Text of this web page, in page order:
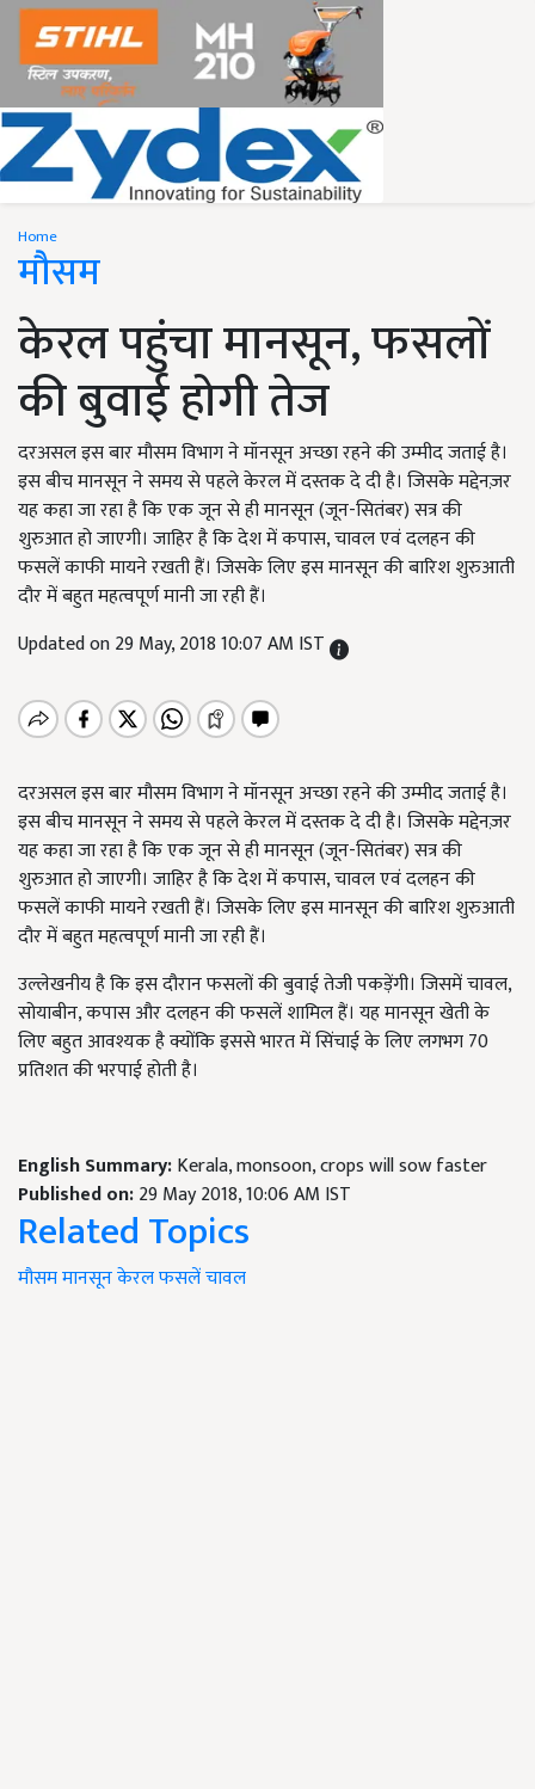
Home
मौसम
केरल पहुंचा मानसून, फसलों
की बुवाई होगी तेज
दरअसल इस बार मौसम विभाग ने मॉनसून अच्छा रहने की उम्मीद जताई है।
इस बीच मानसून ने समय से पहले केरल में दस्तक दे दी है। जिसके मद्देनज़र
यह कहा जा रहा है कि एक जून से ही मानसून (जून-सितंबर) सत्र की
शुरुआत हो जाएगी। जाहिर है कि देश में कपास, चावल एवं दलहन की
फसलें काफी मायने रखती हैं। जिसके लिए इस मानसून की बारिश शुरुआती
दौर में बहुत महत्वपूर्ण मानी जा रही हैं।
Updated on 29 May, 2018 10:07 AM IST
दरअसल इस बार मौसम विभाग ने मॉनसून अच्छा रहने की उम्मीद जताई है।
इस बीच मानसून ने समय से पहले केरल में दस्तक दे दी है। जिसके मद्देनज़र
यह कहा जा रहा है कि एक जून से ही मानसून (जून-सितंबर) सत्र की
शुरुआत हो जाएगी। जाहिर है कि देश में कपास, चावल एवं दलहन की
फसलें काफी मायने रखती हैं। जिसके लिए इस मानसून की बारिश शुरुआती
दौर में बहुत महत्वपूर्ण मानी जा रही हैं।
उल्लेखनीय है कि इस दौरान फसलों की बुवाई तेजी पकड़ेंगी। जिसमें चावल,
सोयाबीन, कपास और दलहन की फसलें शामिल हैं। यह मानसून खेती के
लिए बहुत आवश्यक है क्योंकि इससे भारत में सिंचाई के लिए लगभग 70
प्रतिशत की भरपाई होती है।
English Summary:Kerala, monsoon, crops will sow faster
Published on:29 May 2018, 10:06 AM IST
Related Topics
मौसममानसूनकेरलफसलेंचावल